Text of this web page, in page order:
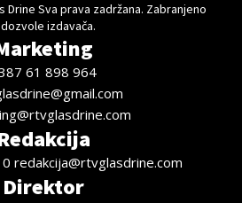
Drine Sva prava zadržana. Zabranjeno
izdavača.
61 898 964
redakcija@rtvglasdrine.com
Direktor